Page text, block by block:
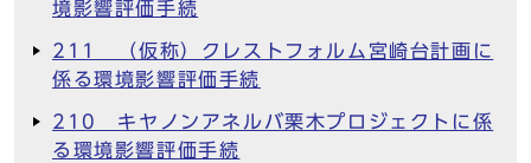
境影響評価手続
211 （仮称）クレストフォルム宮崎台計画に
係る環境影響評価手続
210 キヤノンアネルバ栗木プロジェクトに係
る環境影響評価手続